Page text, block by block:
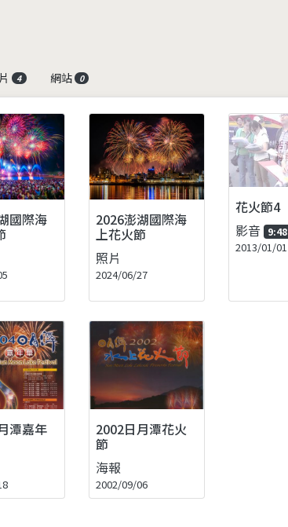
4 網站 0
國際海 2026澎湖國際海
上花火節
照片
2024/06/27
花火節4
影音 9:48
2013/01/01
潭嘉年 2002日月潭花火
節
海報
2002/09/06